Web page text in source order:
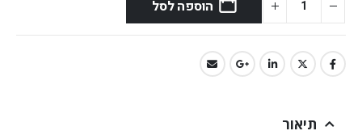
הוספה לסל
תיאור